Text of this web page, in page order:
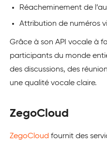
Réacheminement de
Attribution de numéros
Grâce à son API vocale à
participants du monde
des discussions, des
une qualité vocale claire.
ZegoCloud
ZegoCloud fournit des